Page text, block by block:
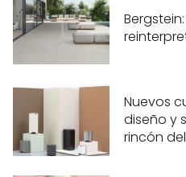
Nuevos
diseño y
rincón